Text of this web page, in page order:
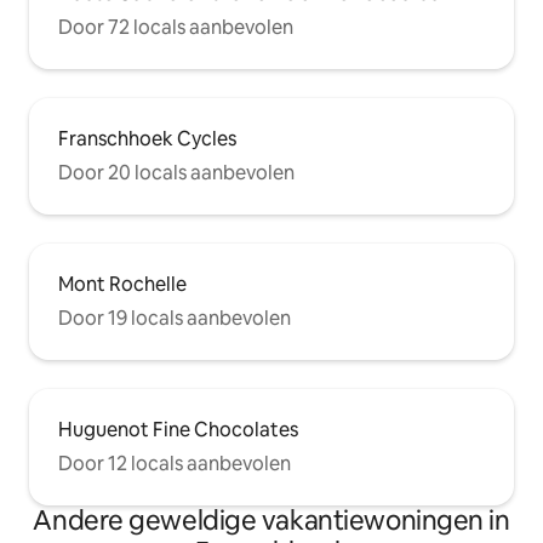
Door 72 locals aanbevolen
Franschhoek Cycles
Door 20 locals aanbevolen
Mont Rochelle
Door 19 locals aanbevolen
Huguenot Fine Chocolates
Door 12 locals aanbevolen
Andere geweldige vakantiewoningen in